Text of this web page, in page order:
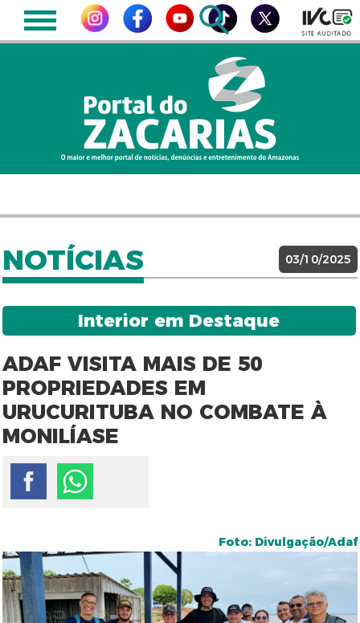
NOTÍCIAS 03/10/2025
Interior em Destaque
ADAF VISITA MAIS DE 50
PROPRIEDADES EM
URUCURITUBA NO COMBATE À
MONILÍASE
Foto: Divulgação/Adaf